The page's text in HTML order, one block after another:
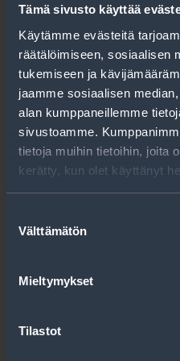
Tämä sivusto käyttää
Käytämme evästeitä
räätälöimiseen, sosiaalisen
tukemiseen ja
jaamme sosiaalisen
alan kumppaneillemme
sivustoamme.
tietoja muihin tietoihin, joita
kerätty, kun olet käyttänyt
valinta
Välttämätön
Mieltymykset
Tilastot